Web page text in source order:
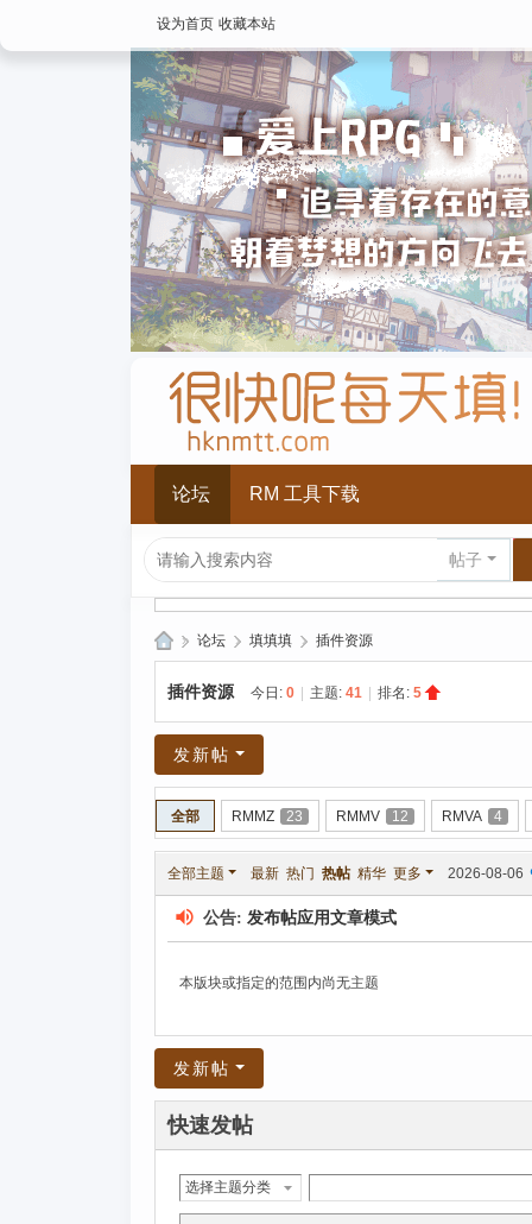
设为首页 收藏本站
论坛 RM 工具下载
帖子
P
G|
哈
库
» 论坛 › 填填填 › 插件资源
插件资源 今日: 0 主题: 41 排名: 5
发新帖
全部 RMMZ 23 RMMV 12 RMVA 4
全部主题 最新 热门 热帖 精华 更多 2026-08-06
公告: 发布帖应用文章模式
本版块或指定的范围内尚无主题
发新帖
快速发帖
选择主题分类